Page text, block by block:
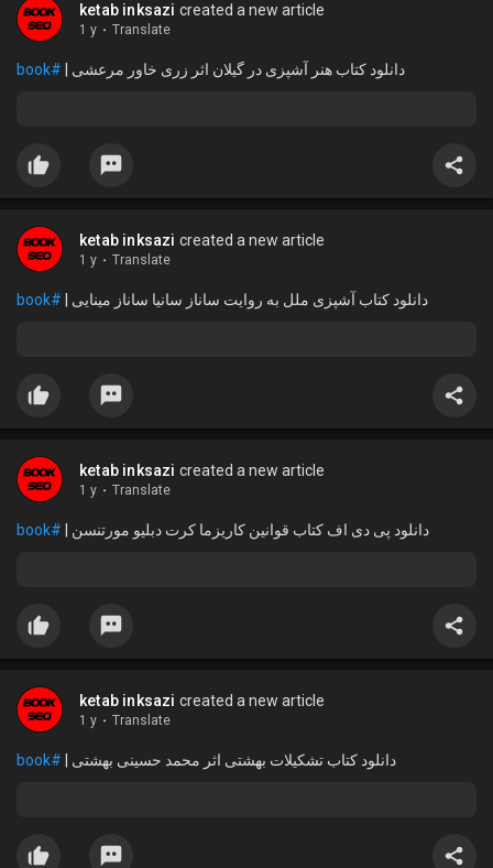
ketab inksazi created a new article
1 y · Translate
دانلود کتاب هنر آشپزی در گیلان اثر زری خاور مرعشی | #book
ketab inksazi created a new article
1 y · Translate
دانلود کتاب آشپزی ملل به روایت ساناز سانیا ساناز مینایی | #book
ketab inksazi created a new article
1 y · Translate
دانلود پی دی اف کتاب قوانین کاریزما کرت دبلیو مورتنسن | #book
ketab inksazi created a new article
1 y · Translate
دانلود کتاب تشکیلات بهشتی اثر محمد حسینی بهشتی | #book